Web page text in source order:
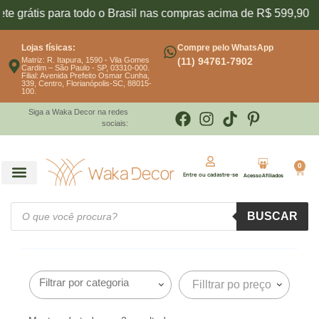
grátis para todo o Brasil nas compras acima de R$ 599,90
Lojas físicas:
Matriz: R. Itapura, 1590 - Vila Gomes
Cardim – São Paulo - SP, 03310-000.
Filial: Avenida Prefeito Osmar Cunha,
339, Centro, Florianópolis-SC, 88015-
100.
Compre pelo WhatsApp
(11) 94761-7902
Siga a Waka Decor na redes
sociais:
Entre ou cadastre-se Acesso Afiliados
0
BUSCAR
Filltrar po preço